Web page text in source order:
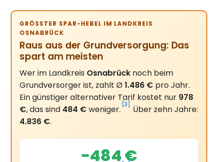
GRÖSSTER SPAR-HEBEL IM LANDKREIS O
SNABRÜCK
Raus aus der Grundversorgung: Das
spart am meisten
Wer im Landkreis Osnabrück noch beim
Grundversorger ist, zahlt Ø1.486 € pro Jahr.
Ein günstiger alternativer Tarif kostet nur 978
€, das sind 484 € weniger. [3]
Über zehn Jahre:
4.836 €.
−484 €